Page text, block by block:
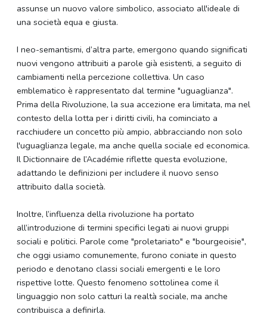
assunse un nuovo valore simbolico, associato all'ideale di
una società equa e giusta.
I neo-semantismi, d’altra parte, emergono quando significati
nuovi vengono attribuiti a parole già esistenti, a seguito di
cambiamenti nella percezione collettiva. Un caso
emblematico è rappresentato dal termine "uguaglianza".
Prima della Rivoluzione, la sua accezione era limitata, ma nel
contesto della lotta per i diritti civili, ha cominciato a
racchiudere un concetto più ampio, abbracciando non solo
l'uguaglianza legale, ma anche quella sociale ed economica.
Il Dictionnaire de l’Académie riflette questa evoluzione,
adattando le definizioni per includere il nuovo senso
attribuito dalla società.
Inoltre, l’influenza della rivoluzione ha portato
all’introduzione di termini specifici legati ai nuovi gruppi
sociali e politici. Parole come "proletariato" e "bourgeoisie",
che oggi usiamo comunemente, furono coniate in questo
periodo e denotano classi sociali emergenti e le loro
rispettive lotte. Questo fenomeno sottolinea come il
linguaggio non solo catturi la realtà sociale, ma anche
contribuisca a definirla.